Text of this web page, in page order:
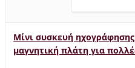
Μίνι συσκευή
μαγνητική πλάτη για